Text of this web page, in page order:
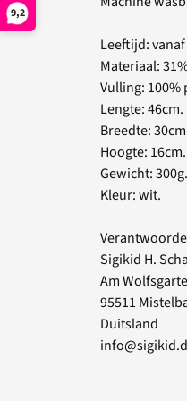
9,2
Leeftijd: vanaf
Materiaal:
Vulling: 100%
Lengte: 46cm.
Breedte:
Hoogte: 16cm.
Gewicht: 300g.
Kleur: wit.
Sigikid H.
Am
95511
Duitsland